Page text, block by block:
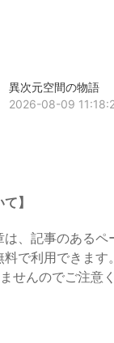
異次元空間の物語
2026-08-09
】
は、記事のあるペ
で利用できます。
せんのでご注意く